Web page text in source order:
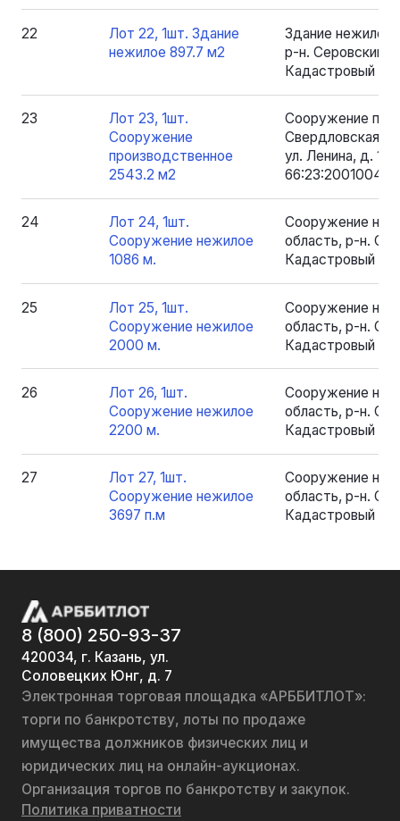
22
Лот 22, 1шт. Здание
нежилое 897.7 м2
Здание нежилое
р-н. Серовский,
Кадастровый
23
Лот 23, 1шт.
Сооружение
производственное
2543.2 м2
Сооружение
Свердловская
ул. Ленина, д. 1.
24
Лот 24, 1шт.
Сооружение нежилое
1086 м.
Сооружение
область, р-н.
Кадастровый
25
Лот 25, 1шт.
Сооружение нежилое
2000 м.
Сооружение
область, р-н.
Кадастровый
26
Лот 26, 1шт.
Сооружение нежилое
2200 м.
Сооружение
область, р-н.
Кадастровый
27
Лот 27, 1шт.
Сооружение нежилое
3697 п.м
Сооружение
область, р-н.
Кадастровый
8 (800) 250-93-37
420034, г. Казань, ул.
Соловецких Юнг, д. 7
Электронная торговая площадка «АРББИТЛОТ»:
торги по банкротству, лоты по продаже
имущества должников физических лиц и
юридических лиц на онлайн-аукционах.
Организация торгов по банкротству и закупок.
Политика приватности